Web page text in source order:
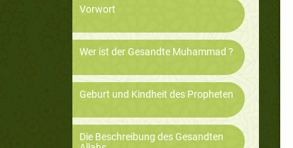
Vorwort
Wer ist der Gesandte Muhammad ?
Geburt und Kindheit des Propheten
Die Beschreibung des Gesandten